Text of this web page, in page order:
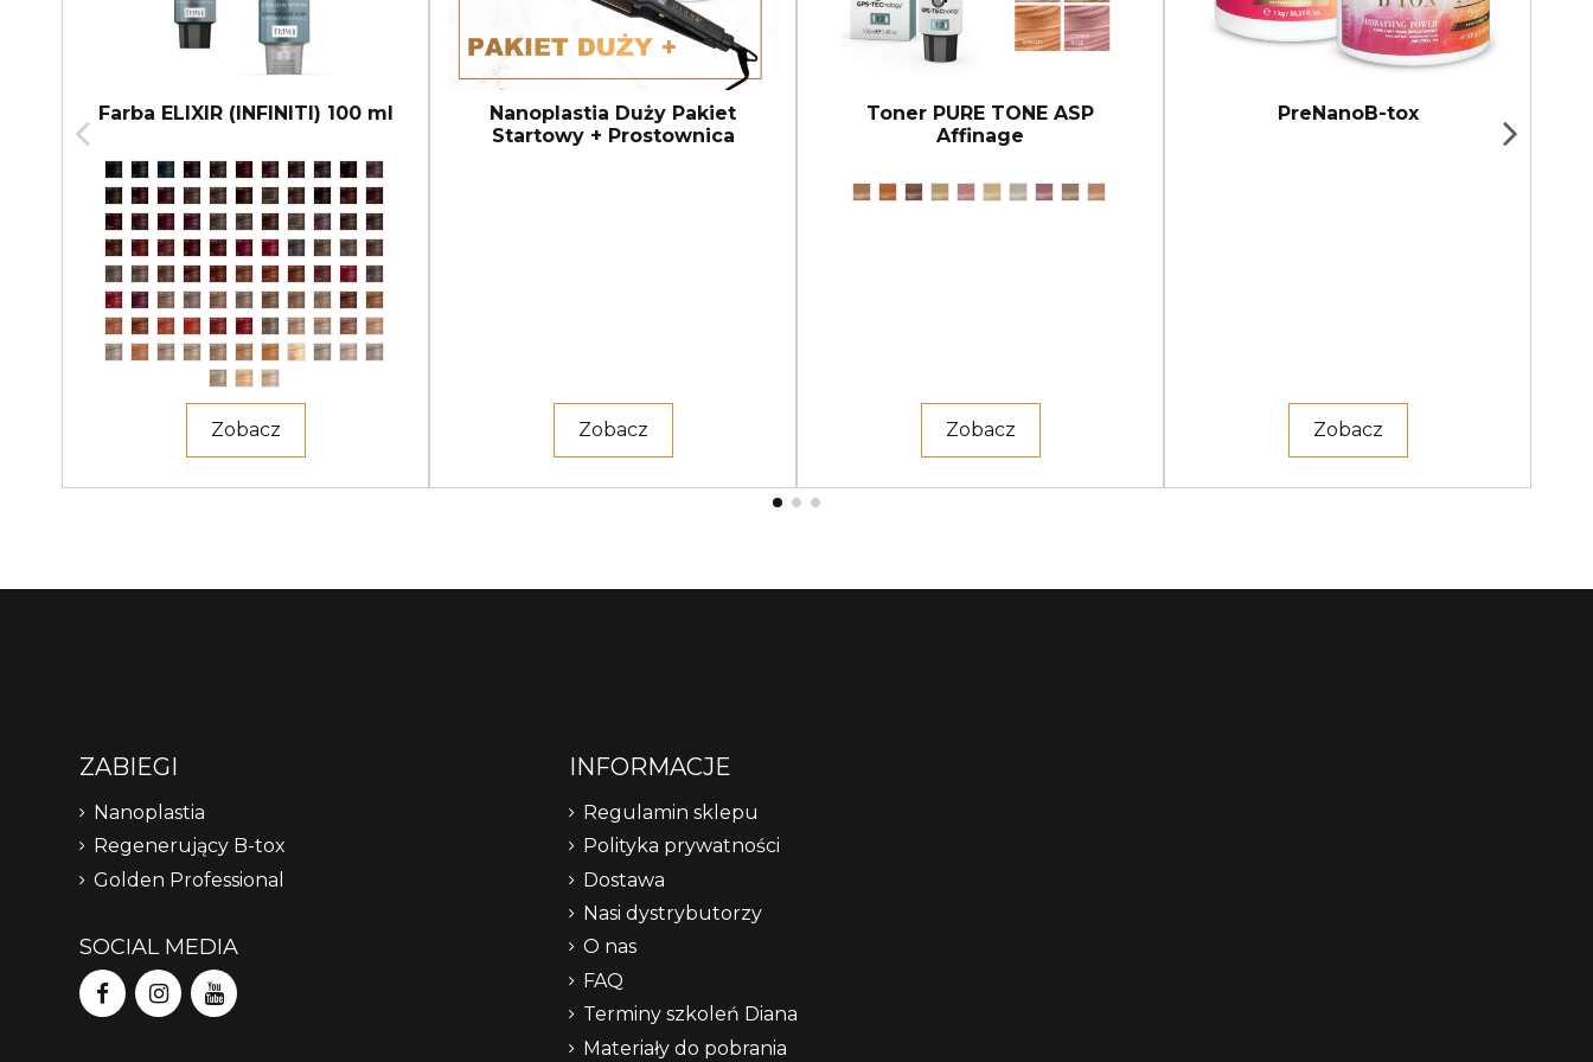
Farba ELIXIR (INFINITI) 100 ml
Zobacz
Nanoplastia Duży Pakiet
Startowy + Prostownica
Zobacz
Toner PURE TONE ASP
Affinage
Zobacz
PreNanoB-tox
Zobacz
ZABIEGI
Nanoplastia
Regenerujący B-tox
Golden Professional
SOCIAL MEDIA
INFORMACJE
Regulamin sklepu
Polityka prywatności
Dostawa
Nasi dystrybutorzy
O nas
FAQ
Terminy szkoleń Diana
Materiały do pobrania